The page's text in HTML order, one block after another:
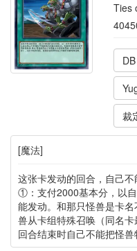
Ties
DB
裁
[魔法]
这张卡发动的回合，自己不
①：支付2000基本分，以
能发动。和那只怪兽是卡名
兽从卡组特殊召唤（同名
回合结束时自己不能把怪兽